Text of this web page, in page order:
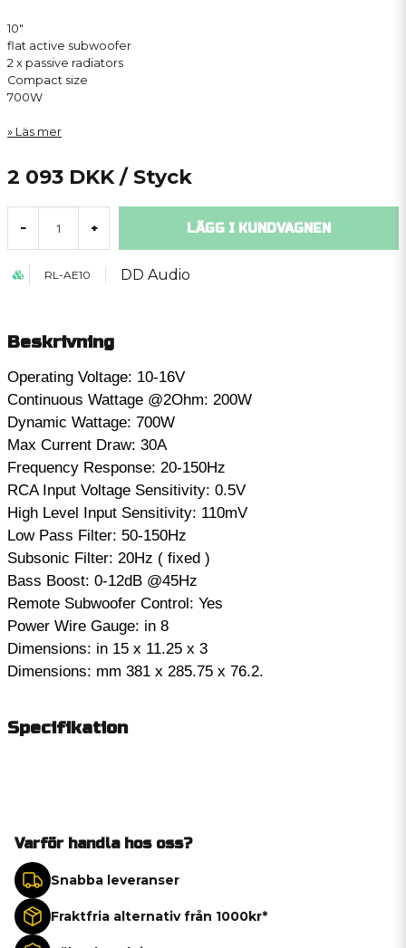
10″
flat active subwoofer
2 x passive radiators
Compact size
700W
Läs mer
2 093 DKK / Styck
- + LÄGG I KUNDVAGNEN
RL-AE10 DD Audio
Beskrivning
Operating Voltage: 10-16V
Continuous Wattage @2Ohm: 200W
Dynamic Wattage: 700W
Max Current Draw: 30A
Frequency Response: 20-150Hz
RCA Input Voltage Sensitivity: 0.5V
High Level Input Sensitivity: 110mV
Low Pass Filter: 50-150Hz
Subsonic Filter: 20Hz ( fixed )
Bass Boost: 0-12dB @45Hz
Remote Subwoofer Control: Yes
Power Wire Gauge: in 8
Dimensions: in 15 x 11.25 x 3
Dimensions: mm 381 x 285.75 x 76.2.
Specifikation
Varför handla hos oss?
Snabba leveranser
Fraktfria alternativ från 1000kr*